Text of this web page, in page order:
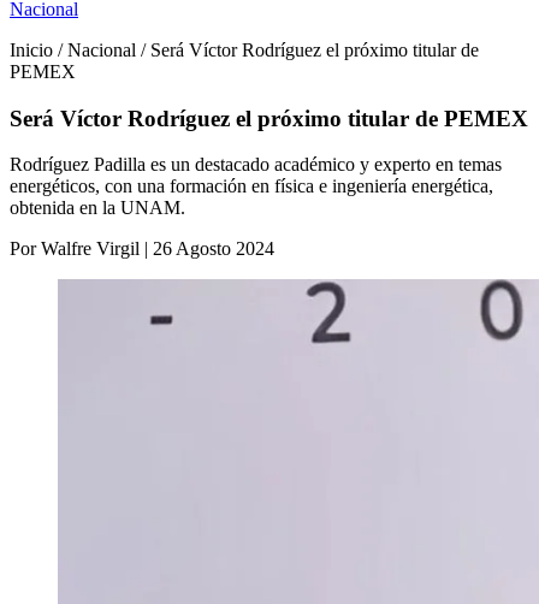
Nacional
Inicio / Nacional / Será Víctor Rodríguez el próximo titular de
PEMEX
Será Víctor Rodríguez el próximo titular de PEMEX
Rodríguez Padilla es un destacado académico y experto en temas
energéticos, con una formación en física e ingeniería energética,
obtenida en la UNAM.
Por Walfre Virgil | 26 Agosto 2024